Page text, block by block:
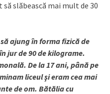
slăbească mai mult de 30
ajung în forma fizică de
jur de 90 de kilograme.
De la 17 ani, până pe
liceul şi eram cea mai
de om. Bătălia cu